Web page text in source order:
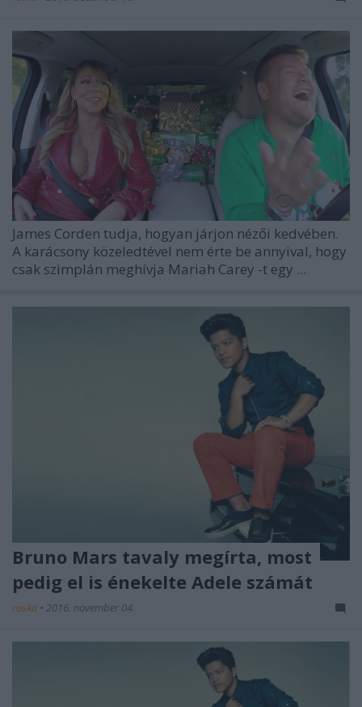
James Corden tudja, hogyan járjon nézői kedvében.
A karácsony közeledtével nem érte be annyival, hogy
csak szimplán meghívja Mariah Carey -t egy ...
Bruno Mars tavaly megírta, most
pedig el is énekelte Adele számát
roska • 2016. november 04.